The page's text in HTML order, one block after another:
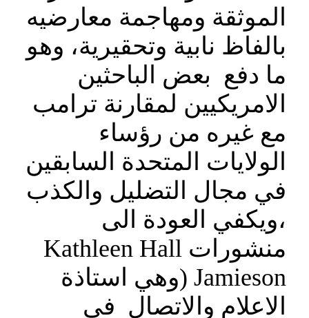
الموثقة ومهاجمة معارضيه
بالفاظ نابية وتحقيرية، وهو
ما دفع بعض الباحثين
الامريكيين لمقارنة ترامب
مع غيره من رؤساء
الولايات المتحدة السابقين
في مجال التضليل والكذب
،ويكفي العودة الى
منشورات Kathleen Hall
Jamieson (وهي استاذة
الاعلام والاتصال في